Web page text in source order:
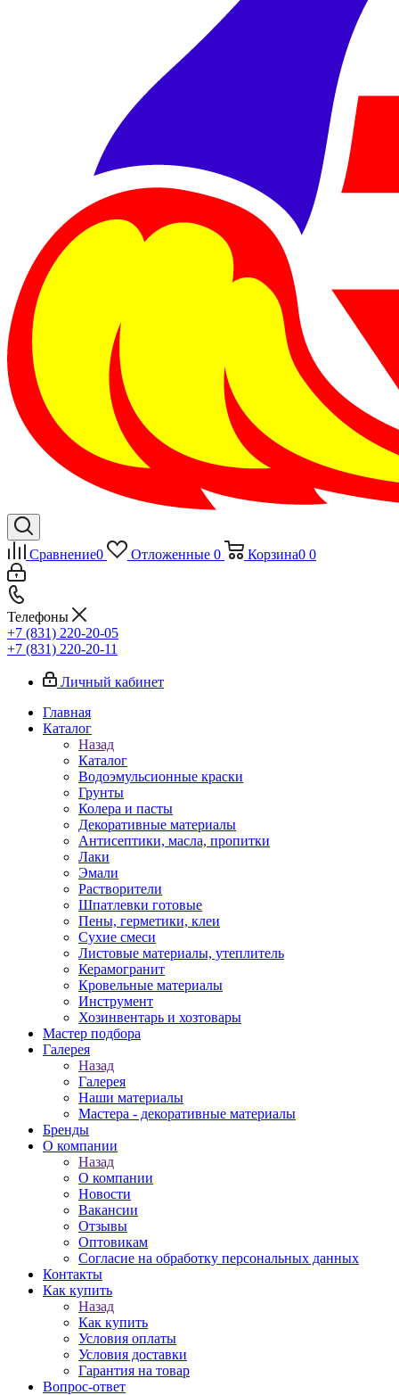
Сравнение0 Отложенные 0 Корзина0 0
Телефоны
+7 (831) 220-20-05
+7 (831) 220-20-11
Личный кабинет
Главная
Каталог
Назад
Каталог
Водоэмульсионные краски
Грунты
Колера и пасты
Декоративные материалы
Антисептики, масла, пропитки
Лаки
Эмали
Растворители
Шпатлевки готовые
Пены, герметики, клеи
Сухие смеси
Листовые материалы, утеплитель
Керамогранит
Кровельные материалы
Инструмент
Хозинвентарь и хозтовары
Мастер подбора
Галерея
Назад
Галерея
Наши материалы
Мастера - декоративные материалы
Бренды
О компании
Назад
О компании
Новости
Вакансии
Отзывы
Оптовикам
Cогласие на обработку персональных данных
Контакты
Как купить
Назад
Как купить
Условия оплаты
Условия доставки
Гарантия на товар
Вопрос-ответ